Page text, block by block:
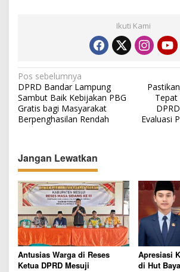
Ikuti Kami
N
a
v
i
a
s
p
o
s
Pos sebelumnya
DPRD Bandar Lampung
Sambut Baik Kebijakan PBG
Gratis bagi Masyarakat
Berpenghasilan Rendah
Tepat
Evaluasi
Jangan Lewatkan
Antusias Warga di Reses
Ketua DPRD Mesuji
Apresiasi
di Hut